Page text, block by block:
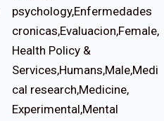
psychology,Enfermedades
cronicas,Evaluacion,Female,
Health Policy &
Services,Humans,Male,Medi
cal research,Medicine,
Experimental,Mental